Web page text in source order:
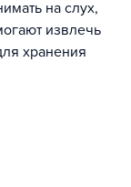
на слух,
извлечь
хранения